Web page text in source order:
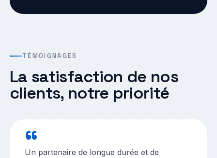
TÉMOIGNAGES
La satisfaction de nos
clients, notre priorité
“
Un partenaire de longue durée et de